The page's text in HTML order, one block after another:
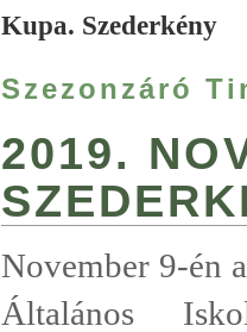
Kupa. Szederkény
Szezonzáró
2019.
November 9-én
Általános